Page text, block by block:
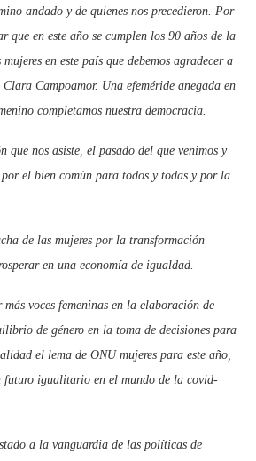
andado y de quienes nos precedieron. Por
que en este año se cumplen los 90 años de la
en este país que debemos agradecer a
Campoamor. Una efeméride anegada en
completamos nuestra democracia.
que nos asiste, el pasado del que venimos y
el bien común para todos y todas y por la
de las mujeres por la transformación
en una economía de igualdad.
más voces femeninas en la elaboración de
de género en la toma de decisiones para
el lema de ONU mujeres para este año,
futuro igualitario en el mundo de la covid-
a la vanguardia de las políticas de